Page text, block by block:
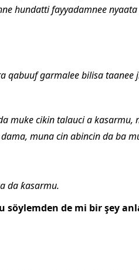
hundatti fayyadamnee
qabuuf garmalee bilisa taanee
muke cikin talauci a
muna cin abincin da ba
da ƙasarmu.
de mi bir şey